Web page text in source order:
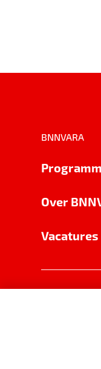
BNNVARA
Over
Vacatures